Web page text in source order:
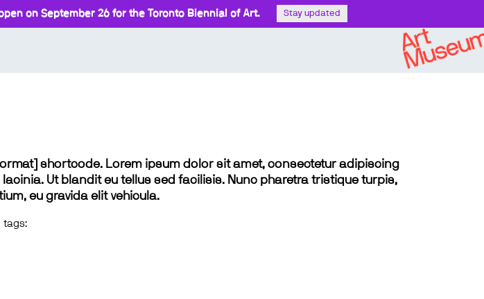
on September 26 for the Toronto Biennial of Art. Stay updated
shortcode. Lorem ipsum dolor sit amet, consectetur adipiscing
Ut blandit eu tellus sed facilisis. Nunc pharetra tristique turpis,
eu gravida elit vehicula.
tags: